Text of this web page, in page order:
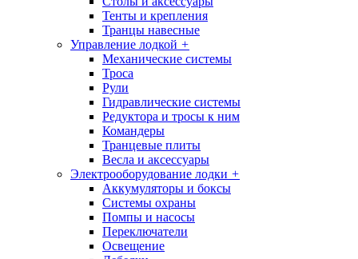
Тенты и крепления
Транцы навесные
Управление лодкой +
Механические системы
Троса
Рули
Гидравлические системы
Редуктора и тросы к ним
Командеры
Транцевые плиты
Весла и аксессуары
Электрооборудование лодки +
Аккумуляторы и боксы
Системы охраны
Помпы и насосы
Переключатели
Освещение